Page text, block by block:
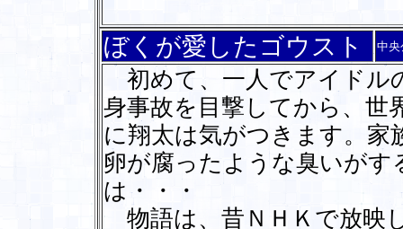
ぼくが愛したゴウスト 中央
初めて、一人でアイドル
身事故を目撃してから、世
に翔太は気がつきます。
卵が腐ったような臭いが
は・・・
物語は、昔ＮＨＫで放映